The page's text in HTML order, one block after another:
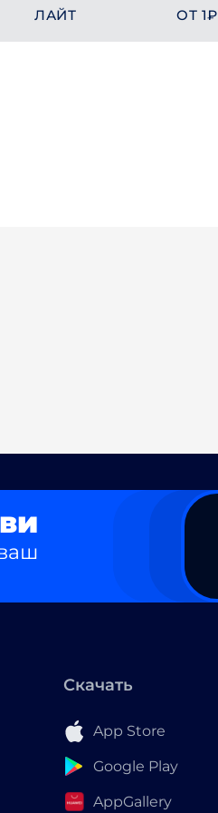
ЛАЙТ ОТ 1₽
Скачать
App Store
Google Play
AppGallery